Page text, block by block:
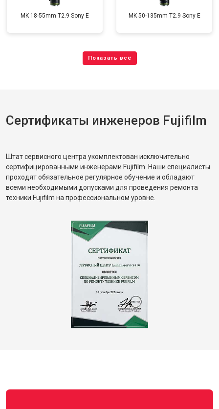
MK 18-55mm T2.9 Sony E MK 50-135mm T2.9 Sony E
Сертификаты инженеров Fujifilm
Штат сервисного центра укомплектован исключительно
сертифицированными инженерами Fujifilm. Наши специалисты
проходят обязательное регулярное обучение и обладают
всеми необходимыми допусками для проведения ремонта
техники Fujifilm на профессиональном уровне.